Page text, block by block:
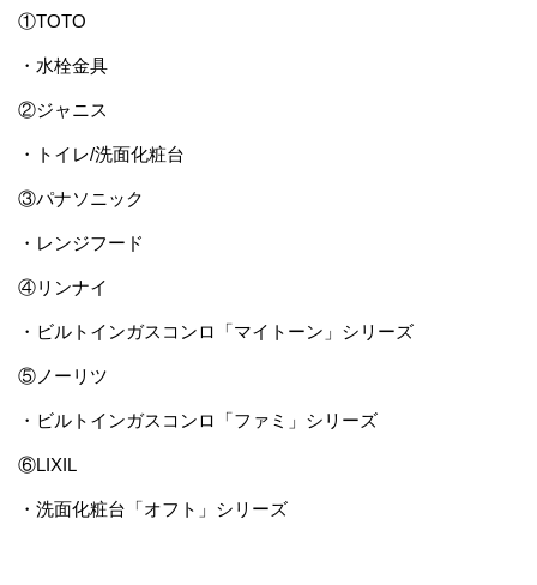
①TOTO
・水栓金具
②ジャニス
・トイレ/洗面化粧台
③パナソニック
・レンジフード
④リンナイ
・ビルトインガスコンロ「マイトーン」シリーズ
⑤ノーリツ
・ビルトインガスコンロ「ファミ」シリーズ
⑥LIXIL
・洗面化粧台「オフト」シリーズ